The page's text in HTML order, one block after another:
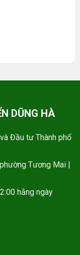
DŨNG HÀ
Đầu tư Thành phố
Tương Mai |
hằng ngày